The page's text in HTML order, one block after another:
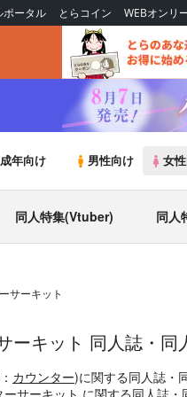
ポータル とらコイン WEBオンリ
成年向け 男性向け 女
同人特集(Vtuber) 同人
サーキット
ーキット 同人誌・同
カウンター)に関する同人誌・
サーキット に関する同人誌